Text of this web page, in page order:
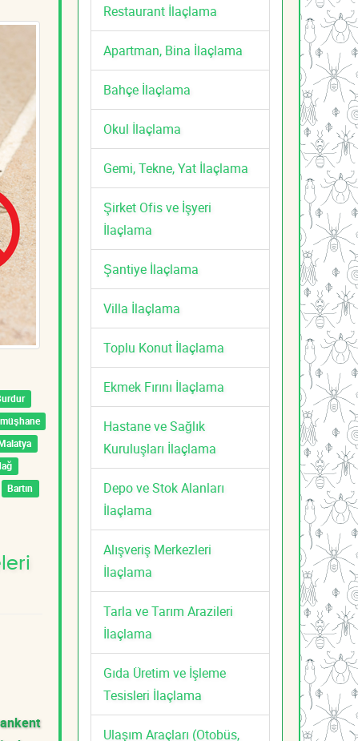
Bartın
Restaurant İlaçlama
Apartman, Bina İlaçlama
Bahçe İlaçlama
Okul İlaçlama
Gemi, Tekne, Yat İlaçlama
Şirket Ofis ve İşyeri
İlaçlama
Şantiye İlaçlama
Villa İlaçlama
Toplu Konut İlaçlama
Ekmek Fırını İlaçlama
Hastane ve Sağlık
Kuruluşları İlaçlama
Depo ve Stok Alanları
İlaçlama
Alışveriş Merkezleri
İlaçlama
Tarla ve Tarım Arazileri
İlaçlama
Gıda Üretim ve İşleme
Tesisleri İlaçlama
Ulaşım Araçları (Otobüs,